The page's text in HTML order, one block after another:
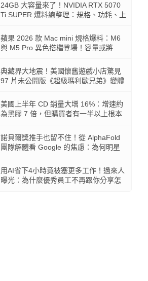
24GB 大容量來了！NVIDIA RTX 5070
Ti SUPER 爆料總整理：規格、功耗、上
蘋果 2026 款 Mac mini 規格爆料：M6
與 M5 Pro 異色搭檔登場！容量或將
典藏界大地震！美國懷舊遊戲小店驚見
97 片未公開版《超級瑪利歐兄弟》變體
美國上半年 CD 銷量大增 16%：增速約
為黑膠 7 倍，但購買者有一半以上根本
諾貝爾獎推手也留不住！從 AlphaFold
團隊解體看 Google 的焦慮：為何明星
用AI省下4小時竟被塞更多工作！過來人
曝光：為什麼優秀員工不再跟你分享怎